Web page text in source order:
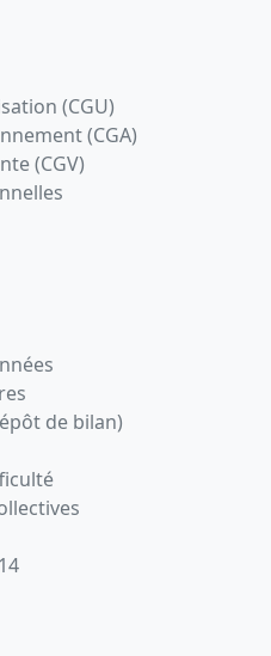
(CGU)
(CGA)
(CGV)
de bilan)